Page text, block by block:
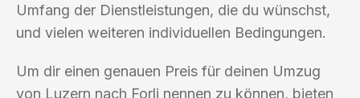
Umfang der Dienstleistungen, die du wünschst,
und vielen weiteren individuellen Bedingungen.
Um dir einen genauen Preis für deinen Umzug
von Luzern nach Forli nennen zu können, bieten